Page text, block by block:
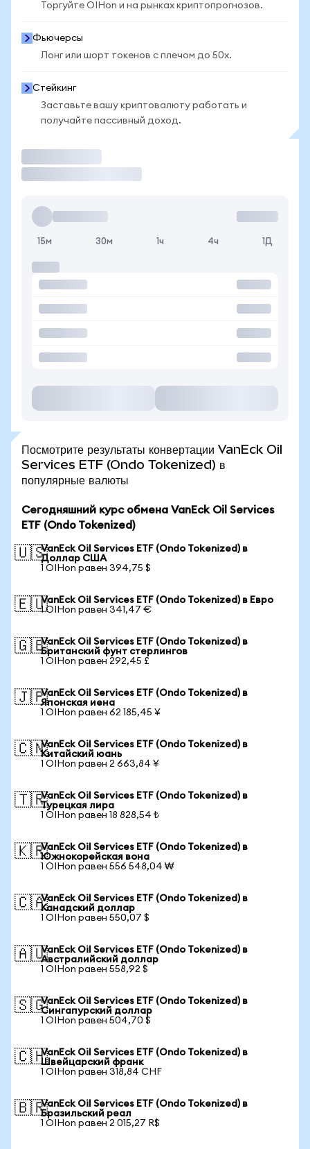
Торгуйте OIHon и на рынках криптопрогнозов.
Фьючерсы
Лонг или шорт токенов с плечом до 50x.
Стейкинг
Заставьте вашу криптовалюту работать и
получайте пассивный доход.
15м 30м 1ч 4ч 1Д
Посмотрите результаты конвертации VanEck Oil
Services ETF (Ondo Tokenized) в
популярные валюты
Сегодняшний курс обмена VanEck Oil Services
ETF (Ondo Tokenized)
🇺🇸VanEck Oil Services ETF (Ondo Tokenized) в
Доллар США
1 OIHon равен 394,75 $
🇪🇺VanEck Oil Services ETF (Ondo Tokenized) в Евро
1 OIHon равен 341,47 €
🇬🇧VanEck Oil Services ETF (Ondo Tokenized) в
Британский фунт стерлингов
1 OIHon равен 292,45 £
🇯🇵VanEck Oil Services ETF (Ondo Tokenized) в
Японская иена
1 OIHon равен 62 185,45 ¥
🇨🇳VanEck Oil Services ETF (Ondo Tokenized) в
Китайский юань
1 OIHon равен 2 663,84 ¥
🇹🇷VanEck Oil Services ETF (Ondo Tokenized) в
Турецкая лира
1 OIHon равен 18 828,54 ₺
🇰🇷VanEck Oil Services ETF (Ondo Tokenized) в
Южнокорейская вона
1 OIHon равен 556 548,04 ₩
🇨🇦VanEck Oil Services ETF (Ondo Tokenized) в
Канадский доллар
1 OIHon равен 550,07 $
🇦🇺VanEck Oil Services ETF (Ondo Tokenized) в
Австралийский доллар
1 OIHon равен 558,92 $
🇸🇬VanEck Oil Services ETF (Ondo Tokenized) в
Сингапурский доллар
1 OIHon равен 504,70 $
🇨🇭VanEck Oil Services ETF (Ondo Tokenized) в
Швейцарский франк
1 OIHon равен 318,84 CHF
🇧🇷VanEck Oil Services ETF (Ondo Tokenized) в
Бразильский реал
1 OIHon равен 2 015,27 R$